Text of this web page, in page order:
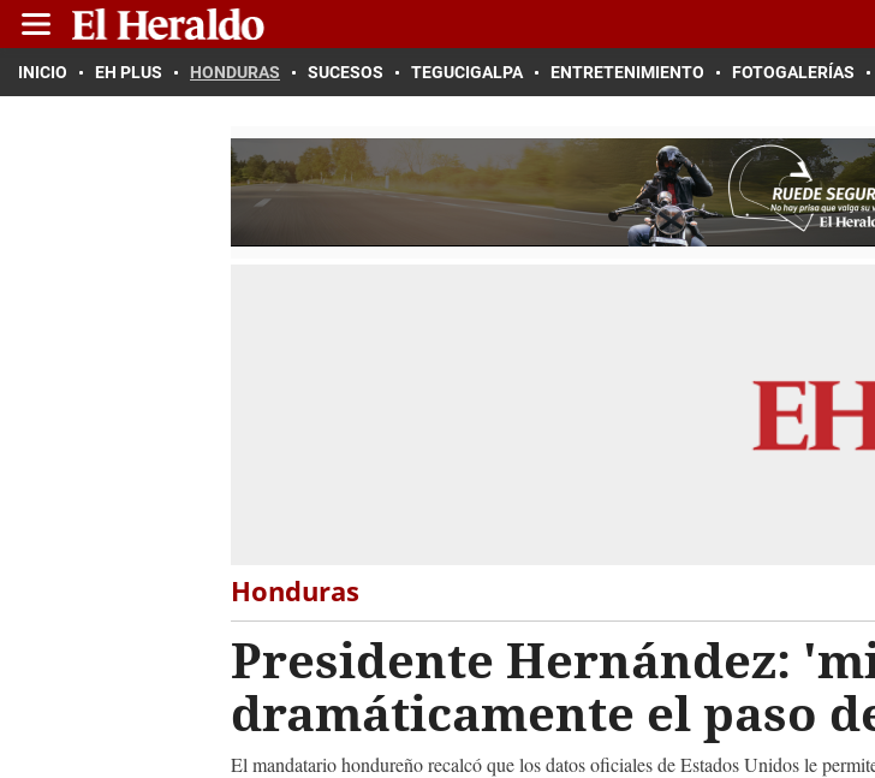
INICIO EH PLUS HONDURAS SUCESOS TEGUCIGALPA ENTRETENIMIENTO FOTOGALERÍAS
Honduras
Presidente Hernández:
dramáticamente el paso
El mandatario hondureño recalcó que los datos oficiales de Estados Unidos le